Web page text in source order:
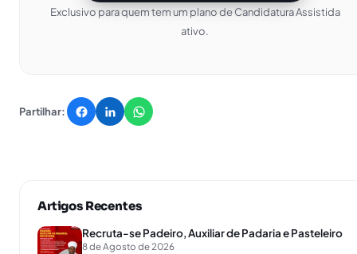
Exclusivo para quem tem um plano de Candidatura Assistida
ativo.
Partilhar:
Artigos Recentes
Recruta-se Padeiro, Auxiliar de Padaria e Pasteleiro
8 de Agosto de 2026